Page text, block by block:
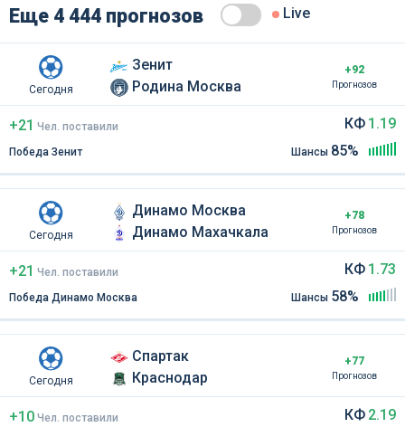
Еще 4 444 прогнозов Live
Сегодня
Зенит
Родина Москва
+92
Прогнозов
+21 Чел. поставили
Победа Зенит
КФ 1.19
Шансы 85%
Сегодня
Динамо Москва
Динамо Махачкала
+78
Прогнозов
+21 Чел. поставили
Победа Динамо Москва
КФ 1.73
Шансы 58%
Сегодня
Спартак
Краснодар
+77
Прогнозов
+10 Чел. поставили
КФ 2.19